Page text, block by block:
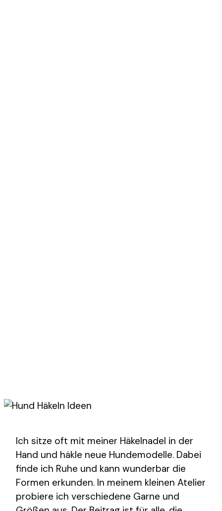
Ich sitze oft mit meiner Häkelnadel in der
Hand und häkle neue Hundemodelle. Dabei
finde ich Ruhe und kann wunderbar die
Formen erkunden. In meinem kleinen Atelier
probiere ich verschiedene Garne und